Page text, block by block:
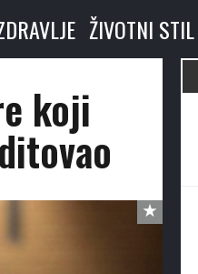
ŽIVOTNI STIL
koji